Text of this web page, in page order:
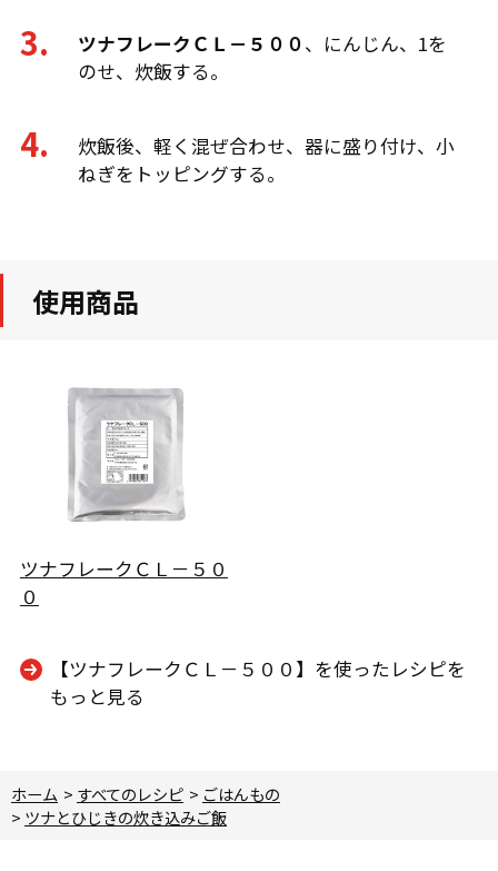
ツナフレークＣＬ－５００、にんじん、1を
のせ、炊飯する。
炊飯後、軽く混ぜ合わせ、器に盛り付け、小
ねぎをトッピングする。
使用商品
ツナフレークＣＬ－５０
０
【ツナフレークＣＬ－５００】を使ったレシピを
もっと見る
ホーム > すべてのレシピ > ごはんもの
> ツナとひじきの炊き込みご飯